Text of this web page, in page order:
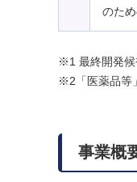
のた
※1 最終開発候
※2「医薬品等
事業概